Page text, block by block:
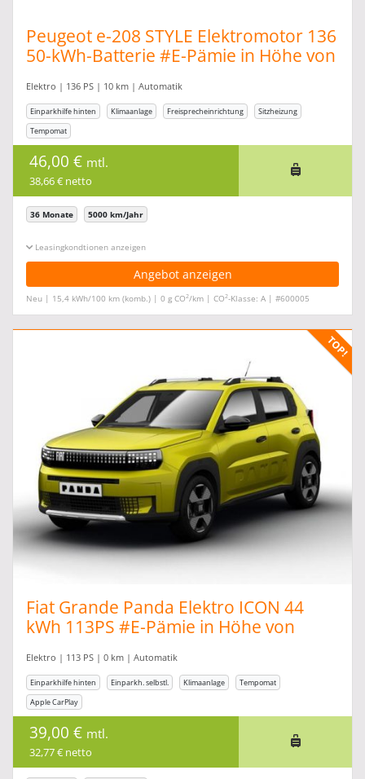
Peugeot e-208 STYLE Elektromotor 136
50-kWh-Batterie #E-Pämie in Höhe von
Elektro | 136 PS | 10 km | Automatik
Einparkhilfe hinten Klimaanlage Freisprecheinrichtung
Sitzheizung
Tempomat
46,00 € mtl.
38,66 € netto
36 Monate 5000 km/Jahr
Leasingkonditionen ein-/ausblenden
Angebot anzeigen
Neu | 15,4 kWh/100 km (komb.) | 0 g CO2/km | CO2-Klasse: A | #600005
Fiat Grande Panda Elektro ICON 44
kWh 113PS #E-Pämie in Höhe von
Elektro | 113 PS | 0 km | Automatik
Einparkhilfe hinten Einparkh. selbstl. Klimaanlage
Tempomat
Apple CarPlay
39,00 € mtl.
32,77 € netto